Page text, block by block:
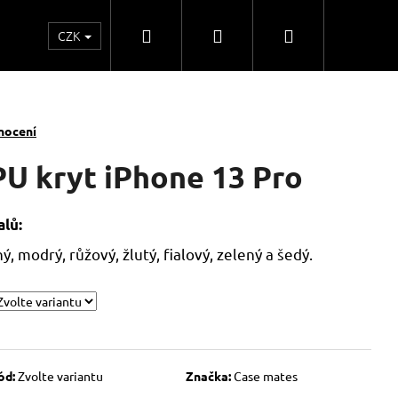
Kontakty Obchodní spolupráce
CZK Hledat PřihlášeníNákupní
kryt iPhone 13 Pro
modrý, růžový, žlutý, fialový, zelený a šedý.
Zvolte variantu Značka:Case mates